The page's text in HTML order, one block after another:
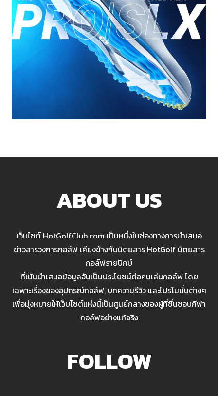
ABOUT US
เว็บไซต์ HotGolfClub.com เป็นหนึ่งในช่องทางการนำเสนอ
ข่าวสารวงการกอล์ฟ เคียงข้างกับนิตยสาร HotGolf นิตยสาร
กอล์ฟรายปักษ์
ที่เน้นนำเสนอข้อมูลอันเป็นประโยชน์ต่อคนเล่นกอล์ฟ โดย
เฉพาะเรื่องของอุปกรณ์กอล์ฟ, บทความรีวิว และโปรโมชั่นต่างๆ
เพื่อมุ่งหมายให้เว็บไซต์แห่งนี้เป็นศูนย์กลางของผู้ที่ชื่นชอบกีฬา
กอล์ฟอย่างแท้จริง
FOLLOW